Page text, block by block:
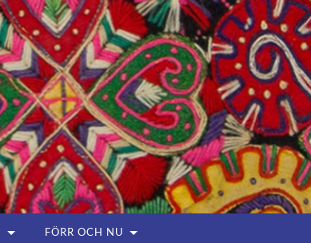
FÖRR OCH NU